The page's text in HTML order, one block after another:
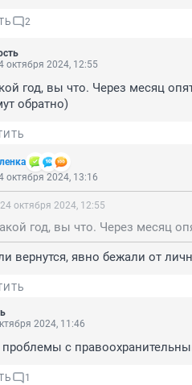
2
октября 2024, 12:55
год, вы что. Через месяц
обратно)
октября 2024, 13:16
24 октября 2024, 12:55
вернутся, явно бежали от
2024, 11:46
с
1